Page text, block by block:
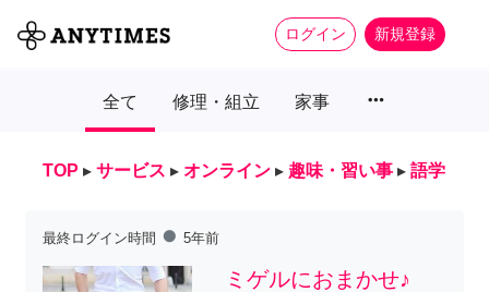
ログイン 新規登録
全て 修理・組立 家事 more_horiz
TOP ▸ サービス ▸ オンライン ▸ 趣味・習い事 ▸ 語学
最終ログイン時間 fiber_manual_record 5年前
ミゲルにおまかせ♪